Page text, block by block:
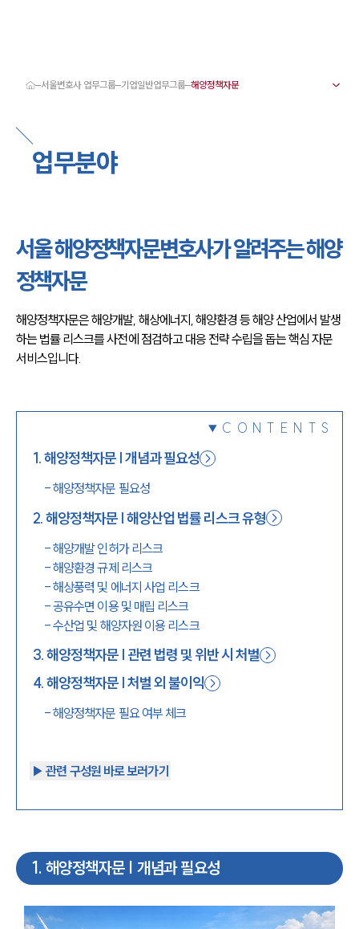
서울변호사
형사변호사
강남이혼변호사
서울학교폭력변호사
서울변호사 주요 업무사례
서울 분사무소 오시는 길
서울변호사상담 상담접수
채용정보
서울변호사 업무그룹 기업일반업무그룹
업무분야
서울 해양정책자문변호사가 알려주는 해양
정책자문
해양정책자문은 해양개발, 해상에너지, 해양환경 등 해양 산업에서 발생
하는 법률 리스크를 사전에 점검하고 대응 전략 수립을 돕는 핵심 자문
서비스입니다.
CONTENTS
1.해양정책자문 | 개념과 필요성
-해양정책자문 필요성
2.해양정책자문 | 해양산업 법률 리스크 유형
-해양개발 인허가 리스크
-해양환경 규제 리스크
-해상풍력 및 에너지 사업 리스크
-공유수면 이용 및 매립 리스크
-수산업 및 해양자원 이용 리스크
3.해양정책자문 | 관련 법령 및 위반 시 처벌
4.해양정책자문 | 처벌 외 불이익
-해양정책자문 필요 여부 체크
▶︎ 관련 구성원 바로 보러가기
1 . 해양정책자문 | 개념과 필요성